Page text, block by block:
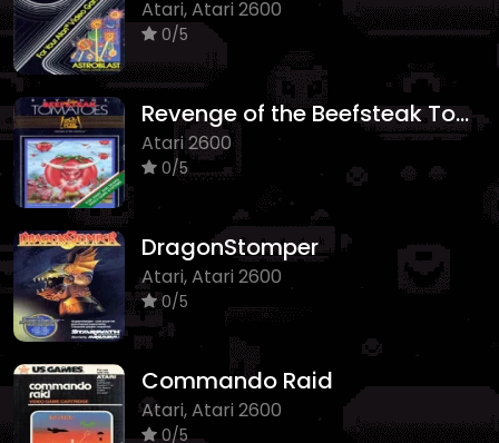
Atari, Atari 2600
0/5
Revenge of the Beefsteak Tomatoes
Atari 2600
0/5
DragonStomper
Atari, Atari 2600
0/5
Commando Raid
Atari, Atari 2600
0/5